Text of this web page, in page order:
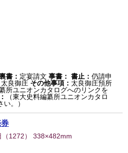
書： 定宴請文 事書： 書止：仍請申
太良御庄 その他事項： 太良御庄預所
所ユニオンカタログへのリンクを
（東大史料編纂所ユニオンカタロ
。）
（1272） 338×482mm